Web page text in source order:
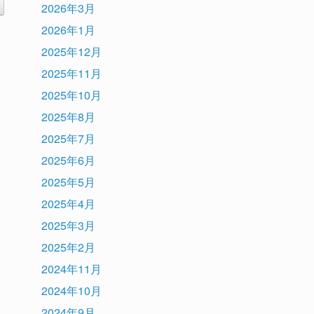
2026年3月
2026年1月
2025年12月
2025年11月
2025年10月
2025年8月
2025年7月
2025年6月
2025年5月
2025年4月
2025年3月
2025年2月
2024年11月
2024年10月